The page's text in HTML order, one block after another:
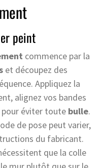
peint
commence par la
et découpez des
Appliquez la
alignez vos bandes
pour éviter toute bulle.
de pose peut varier,
du fabricant.
que la colle